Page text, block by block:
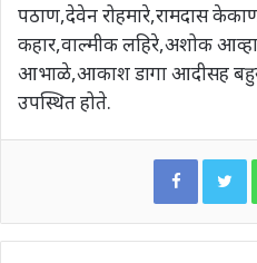
पठाण,देवेन रोहमारे,रामदास
कहार,वाल्मीक लहिरे,अशोक
आभाळे,आकाश डागा आदीसह
उपस्थित होते.